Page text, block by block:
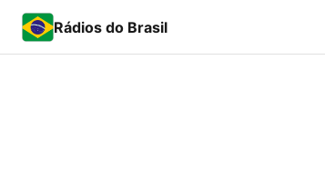
Rádios do Brasil